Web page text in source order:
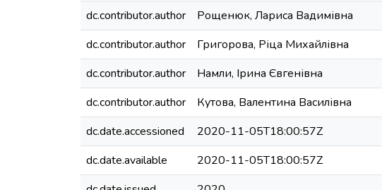
dc.contributor.author
Рощенюк, Лариса Вадимівна
dc.contributor.author
Григорова, Ріца Михайлівна
dc.contributor.author
Намли, Ірина Євгенівна
dc.contributor.author
Кутова, Валентина Василівна
dc.date.accessioned
2020-11-05T18:00:57Z
dc.date.available
2020-11-05T18:00:57Z